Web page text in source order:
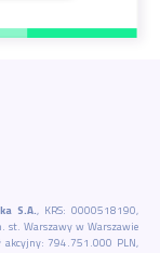
S.A., KRS: 0000518190,
st. Warszawy w Warszawie
akcyjny: 794.751.000 PLN,